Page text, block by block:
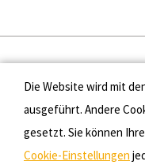
Die Website wird mit
ausgeführt. Andere
gesetzt. Sie können
Cookie-Einstellungen